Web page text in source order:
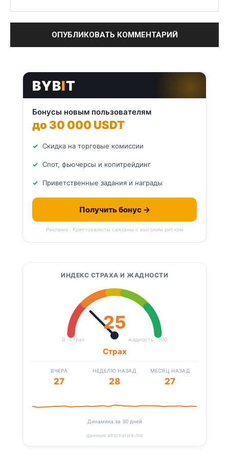
BYBIT
Бонусы новым пользователям
до 30 000 USDT
Скидка на торговые комиссии
Спот, фьючерсы и копитрейдинг
Приветственные задания и награды
Получить бонус →
Реклама · Криптовалюты связаны с высоким риском
ИНДЕКС СТРАХА И ЖАДНОСТИ
0 · страх жадность · 100
25
Страх
ВЧЕРА
27
НЕДЕЛЮ НАЗАД
28
МЕСЯЦ НАЗАД
27
Динамика за 30 дней
данные alternative.me